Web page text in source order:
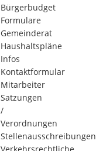
Bürgerbudget
Formulare
Gemeinderat
Haushaltspläne
Infos
Kontaktformular
Mitarbeiter
Satzungen
/
Verordnungen
Stellenausschreibungen
Verkehrsrechtliche